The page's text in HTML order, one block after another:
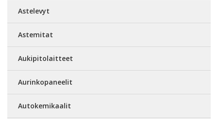
Astelevyt
Astemitat
Aukipitolaitteet
Aurinkopaneelit
Autokemikaalit